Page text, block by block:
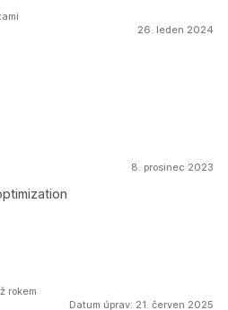
26. leden 2024
8. prosinec 2023
Datum úprav: 21. červen 2025
rokem